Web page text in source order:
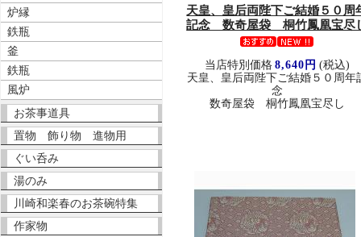
炉縁
鉄瓶
釜
鉄瓶
風炉
お茶事道具
置物 飾り物 進物用
ぐい呑み
湯のみ
川崎和楽春のお茶碗特集
作家物
天皇、皇后両陛下ご結婚５０周
記念 数奇屋袋 桐竹鳳凰宝尽
当店特別価格 8,640円 (税込)
天皇、皇后両陛下ご結婚５０周年
念
数奇屋袋 桐竹鳳凰宝尽し